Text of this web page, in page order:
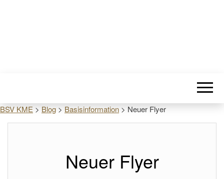
BSV KME > Blog > Basisinformation > Neuer Flyer
Neuer Flyer